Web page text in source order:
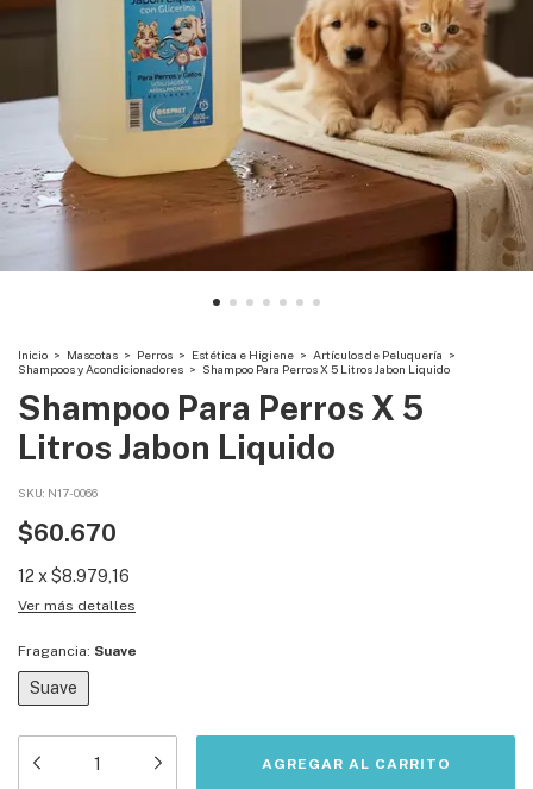
Inicio > Mascotas > Perros > Estética e Higiene > Artículos de Peluquería >
Shampoos y Acondicionadores > Shampoo Para Perros X 5 Litros Jabon Liquido
Shampoo Para Perros X 5
Litros Jabon Liquido
SKU: N17-0066
$60.670
12 x $8.979,16
Ver más detalles
Fragancia: Suave
Suave